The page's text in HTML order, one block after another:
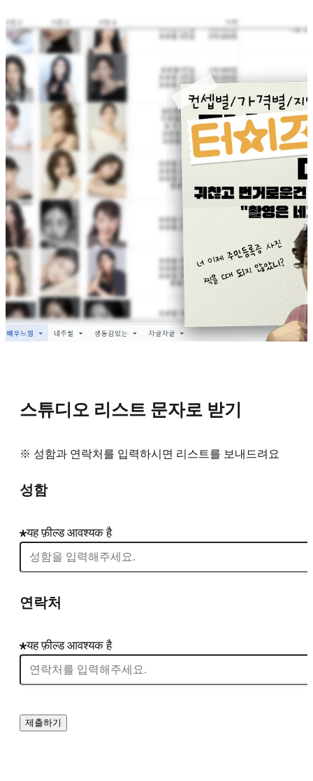
스튜디오 리스트 문자로 받기
※ 성함과 연락처를 입력하시면 리스트를 보내드려요
성함
यह फ़ील्ड आवश्यक है
연락처
यह फ़ील्ड आवश्यक है
제출하기